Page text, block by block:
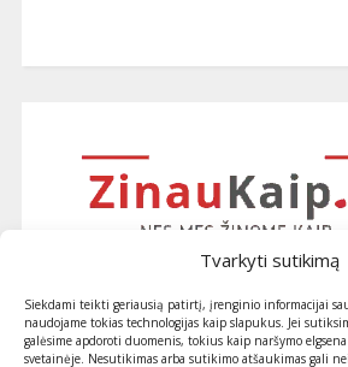
Tvarkyti sutikimą
Siekdami teikti geriausią patirtį, įrenginio informacijai
naudojame tokias technologijas kaip slapukus. Jei
galėsime apdoroti duomenis, tokius kaip naršymo
svetainėje. Nesutikimas arba sutikimo atšaukimas gali